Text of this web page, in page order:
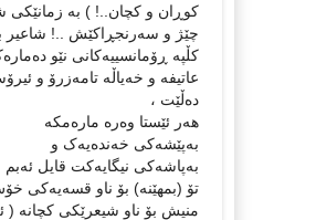
کوڕان و کچان..! ) بە زمانێکی
چێژ و سەرنجڕاکێش ..! شاعیر
کڵپە ڕۆمانسییەکانی نێو
عاتیفە و خەیاڵە تامەزرۆ و
دەڵێت ،
هه‌ر ئێستا وه‌ره‌ ماره‌مکه‌
به‌پێشه‌کى خه‌نده‌یه‌ک و
به‌پاشه‌کى نیگایه‌کت قایل ئه‌بم
تۆ (بمهێنه‌) بۆ ناو قسه‌یه‌کى
منیش بۆ ناو شیعرێکى کچانه‌ (